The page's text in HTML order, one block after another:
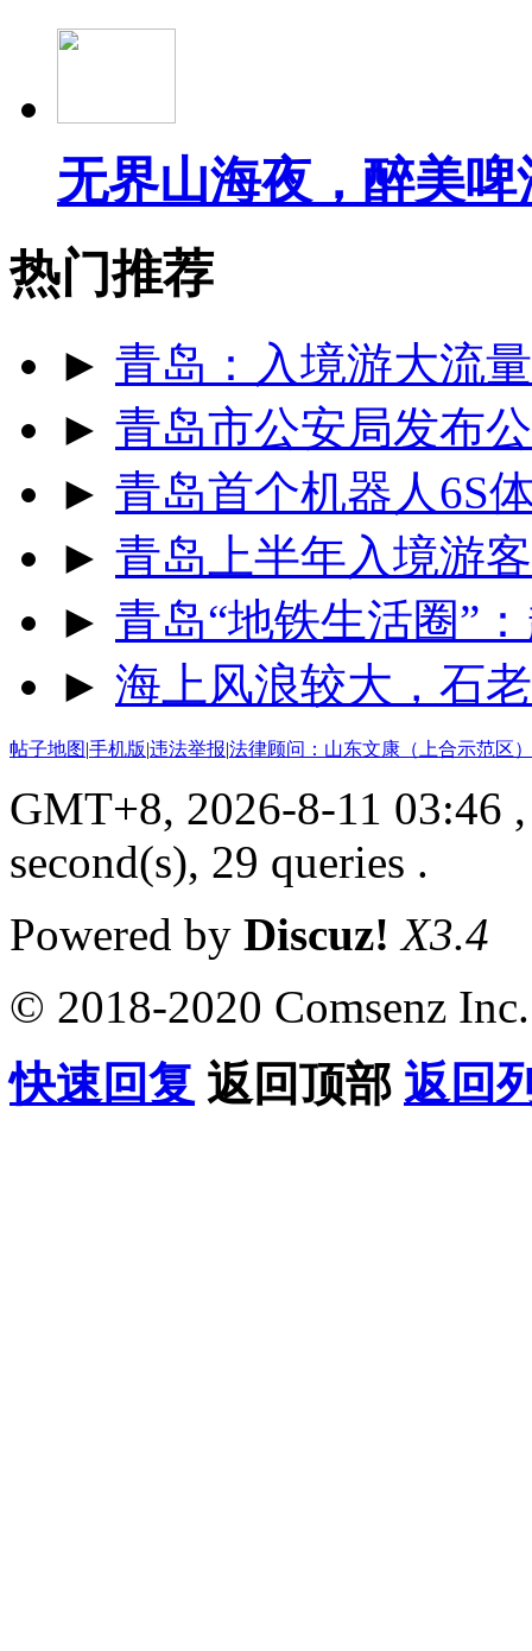
无界山海夜，醉美
热门推荐
► 青岛：入境游大流
► 青岛市公安局发布
► 青岛首个机器人6S
► 青岛上半年入境游
► 青岛“地铁生活圈”
► 海上风浪较大，石
帖子地图|手机版|违法举报|法律顾问：山东文康（上合示范区
GMT+8, 2026-8-11 03:46
second(s), 29 queries .
Powered by Discuz! X3.4
© 2018-2020 Comsenz Inc.
快速回复 返回顶部 返回